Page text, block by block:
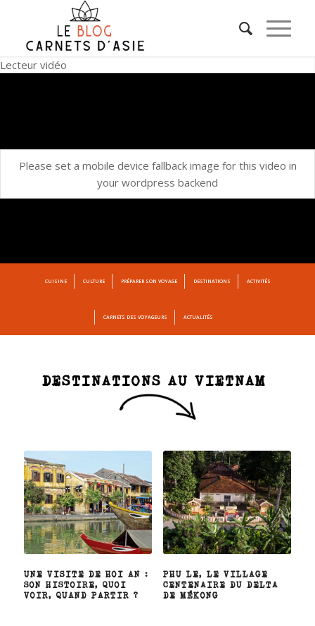
Lecteur vidéo
Please set a mobile device fallback image for this video in
your wordpress backend
CUISINE CULTURE PRÉPARER SON VOYAGE DESTINATIONS ACTIVITÉS
CARNETS DES VOYAGEURS ACTUALITÉS
DESTINATIONS AU VIETNAM
UNE VISITE DE HOI AN :
SON HISTOIRE, QUOI
VOIR, QUAND PARTIR ?
PHU LE, LE VILLAGE
CENTENAIRE DU DELTA
DE MÉKONG